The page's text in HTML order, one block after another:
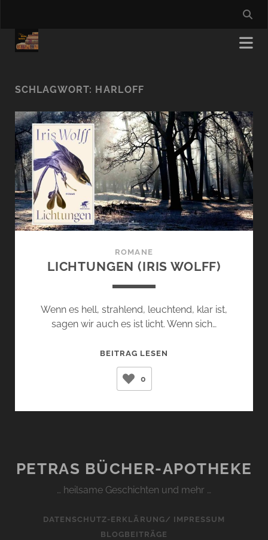
SCHLAGWORT: HARLOFF
ROMANE
LICHTUNGEN (IRIS WOLFF)
Wenn es hell, strahlend, leuchtend, klar ist,
sagen wir auch es ist licht. Wenn sich…
BEITRAG LESEN
0
PETRAS BÜCHER-APOTHEKE
… heilsame Geschichten und mehr …
DATENSCHUTZ-ERKLÄRUNG/ IMPRESSUM
BLOGBEITRÄGE